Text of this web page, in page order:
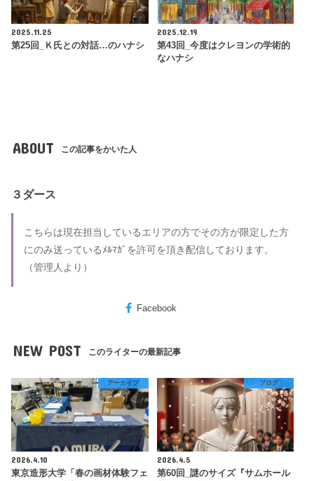
2025.11.25
第25回_Ｋ氏との対話…のハナシ
2025.12.19
第43回_今度はクレヨンの学術的
なハナシ
ABOUT この記事をかいた人
３ダース
こちらは現在担当しているエリアの方でその方が限定した方
にのみ送っているﾒﾙﾏｶﾞを許可を頂き配信しております。
（管理人より）
Facebook
NEW POST このライターの最新記事
アーカイブ
2026.4.10
東京造形大学「春の画材体験フェ
ブログ
2026.4.5
第60回_謎のサイズ『サムホール